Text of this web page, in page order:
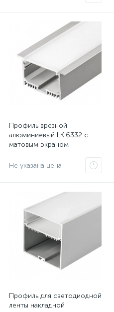
Профиль врезной
алюминиевый LK.6332 с
матовым экраном
Не указана цена
Профиль для светодиодной
ленты накладной